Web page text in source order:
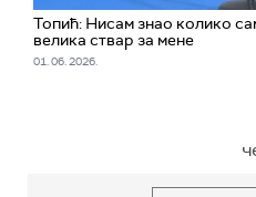
Топић: Нисам знао колико
велика ствар за мене
01. 06. 2026.